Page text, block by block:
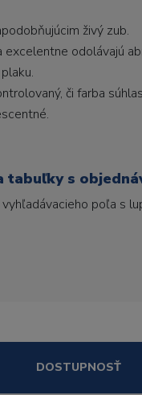
živý zub.
odolávajú
či farba
s
poľa s
DOSTUPNOSŤ